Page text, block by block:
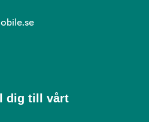
dig till vårt